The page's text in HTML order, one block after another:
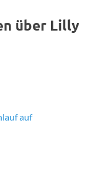
über Lilly
auf